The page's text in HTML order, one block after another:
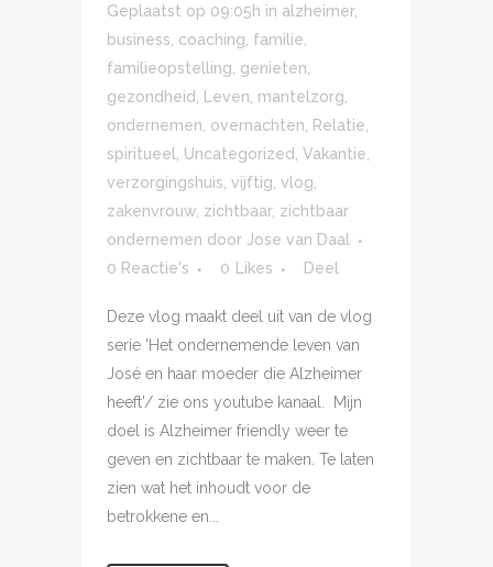
Geplaatst op 09:05h in alzheimer,
business coaching familie
familieopstelling genieten
gezondheid
Leven mantelzorg
ondernemen overnachten Relatie
spiritueel
Uncategorized Vakantie
verzorgingshuis vijftig vlog
zakenvrouw zichtbaar, zichtbaar
ondernemen door Jose van Daal
0 Reactie's
0 Likes Deel
Deze vlog maakt deel uit van de vlog
serie 'Het ondernemende leven van
José en haar moeder die Alzheimer
heeft'/ zie ons youtube kanaal. Mijn
doel is Alzheimer friendly weer te
geven en zichtbaar te maken. Te laten
zien wat het inhoudt voor de
betrokkene en...